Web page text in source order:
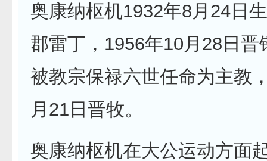
奥康纳枢机1932年8月24日
郡雷丁，1956年10月28日晋
被教宗保禄六世任命为主教
月21日晋牧。
奥康纳枢机在大公运动方面